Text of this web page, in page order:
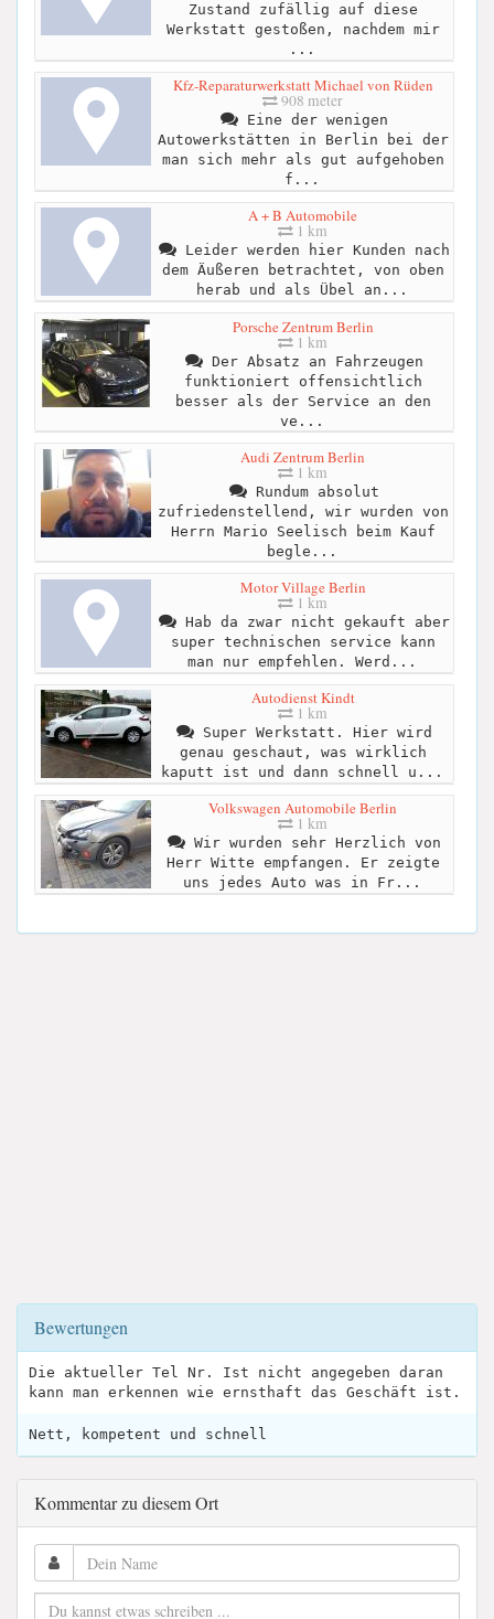
Zustand zufällig auf diese
Werkstatt gestoßen, nachdem mir
...
Kfz-Reparaturwerkstatt Michael von Rüden
908 meter
Eine der wenigen
Autowerkstätten in Berlin bei der
man sich mehr als gut aufgehoben
f...
A + B Automobile
1 km
Leider werden hier Kunden nach
dem Äußeren betrachtet, von oben
herab und als Übel an...
Porsche Zentrum Berlin
1 km
Der Absatz an Fahrzeugen
funktioniert offensichtlich
besser als der Service an den
ve...
Audi Zentrum Berlin
1 km
Rundum absolut
zufriedenstellend, wir wurden von
Herrn Mario Seelisch beim Kauf
begle...
Motor Village Berlin
1 km
Hab da zwar nicht gekauft aber
super technischen service kann
man nur empfehlen. Werd...
Autodienst Kindt
1 km
Super Werkstatt. Hier wird
genau geschaut, was wirklich
kaputt ist und dann schnell u...
Volkswagen Automobile Berlin
1 km
Wir wurden sehr Herzlich von
Herr Witte empfangen. Er zeigte
uns jedes Auto was in Fr...
Bewertungen
Die aktueller Tel Nr. Ist nicht angegeben daran
kann man erkennen wie ernsthaft das Geschäft ist.
Nett, kompetent und schnell
Kommentar zu diesem Ort